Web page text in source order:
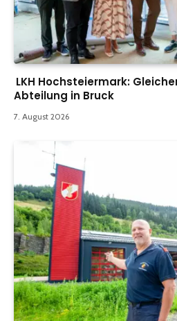
LKH Hochsteiermark:
Abteilung in Bruck
7. August 2026